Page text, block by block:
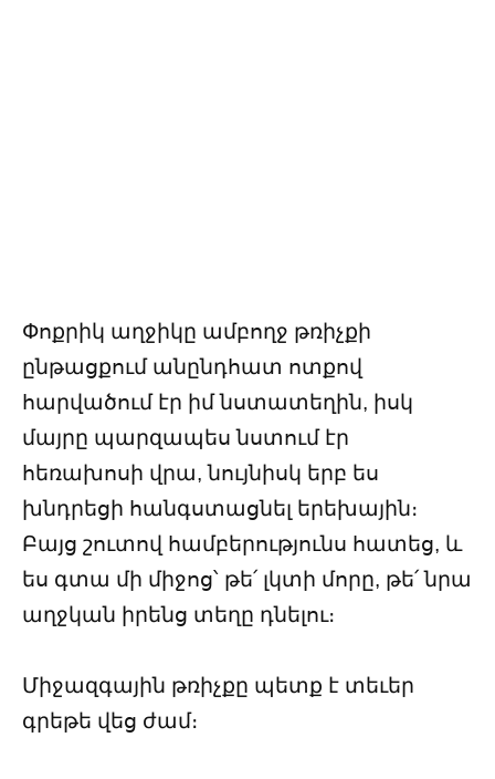
Փոքրիկ աղջիկը ամբողջ թռիչքի
ընթացքում անընդհատ ոտքով
հարվածում էր իմ նստատեղին, իսկ
մայրը պարզապես նստում էր
հեռախոսի վրա, նույնիսկ երբ ես
խնդրեցի հանգստացնել երեխային։
Բայց շուտով համբերությունս հատեց, և
ես գտա մի միջոց՝ թե՛ լկտի մորը, թե՛ նրա
աղջկան իրենց տեղը դնելու։
Միջազգային թռիչքը պետք է տեւեր
գրեթե վեց ժամ։